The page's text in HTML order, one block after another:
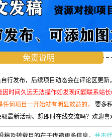
免责说明
发布，后续项目动态会在评论区更新
间久远无法操作如发现问题联系站长
任何项目一开始就有明显效益的，
要多
最新活动、想即时在线交流吗？欢迎喜